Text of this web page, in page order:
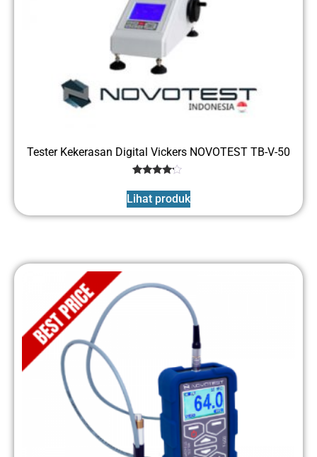
Tester Kekerasan Digital Vickers NOVOTEST TB-V-50
4
out of 5
based
on
Lihat produk